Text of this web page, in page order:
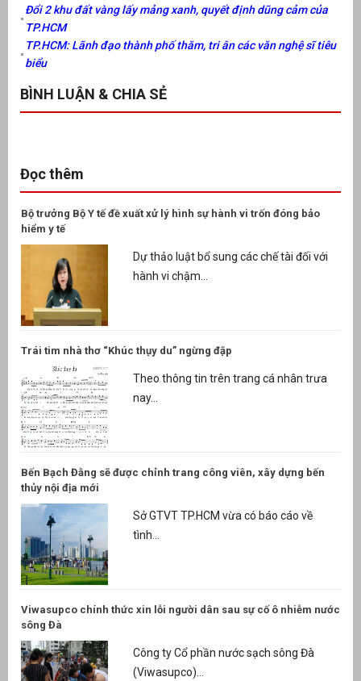
Đổi 2 khu đất vàng lấy mảng xanh, quyết định dũng cảm của
TP.HCM
TP.HCM: Lãnh đạo thành phố thăm, tri ân các văn nghệ sĩ tiêu
biểu
BÌNH LUẬN & CHIA SẺ
Đọc thêm
Bộ trưởng Bộ Y tế đề xuất xử lý hình sự hành vi trốn đóng bảo
hiểm y tế
Dự thảo luật bổ sung các chế tài đối với
hành vi chậm...
Trái tim nhà thơ “Khúc thụy du” ngừng đập
Theo thông tin trên trang cá nhân trưa
nay...
Bến Bạch Đằng sẽ được chỉnh trang công viên, xây dựng bến
thủy nội địa mới
Sở GTVT TP.HCM vừa có báo cáo về
tình...
Viwasupco chính thức xin lỗi người dân sau sự cố ô nhiễm nước
sông Đà
Công ty Cổ phần nước sạch sông Đà
(Viwasupco)...